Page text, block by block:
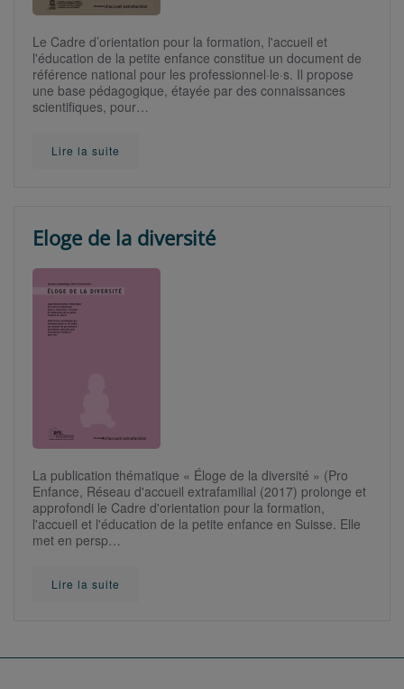
Le Cadre d’orientation pour la formation, l'accueil et
l'éducation de la petite enfance constitue un document de
référence national pour les professionnel·le·s. Il propose
une base pédagogique, étayée par des connaissances
scientifiques, pour…
Lire la suite
Eloge de la diversité
La publication thématique « Éloge de la diversité » (Pro
Enfance, Réseau d'accueil extrafamilial (2017) prolonge et
approfondi le Cadre d'orientation pour la formation,
l'accueil et l'éducation de la petite enfance en Suisse. Elle
met en persp…
Lire la suite